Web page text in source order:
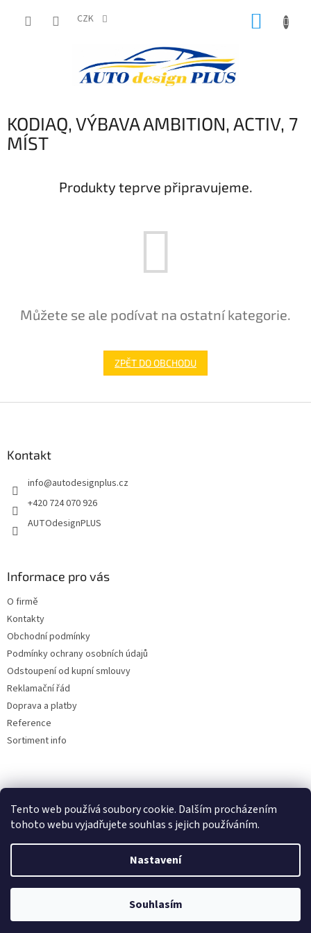
Tento web používá soubory cookie. Dalším procházením
tohoto webu vyjadřujete souhlas s jejich používáním.
Nastavení
Souhlasím
CZK
KODIAQ, VÝBAVA AMBITION, ACTIV, 7
MÍST
Produkty teprve připravujeme.
Můžete se ale podívat na ostatní kategorie.
ZPĚT DO OBCHODU
Kontakt
info@autodesignplus.cz
+420 724 070 926
AUTOdesignPLUS
Informace pro vás
O firmě
Kontakty
Obchodní podmínky
Podmínky ochrany osobních údajů
Odstoupení od kupní smlouvy
Reklamační řád
Doprava a platby
Reference
Sortiment info
Reklamační řád
Vytvořil Shoptet
AUTOdesignPLUS. Všechna práva vyhrazena.